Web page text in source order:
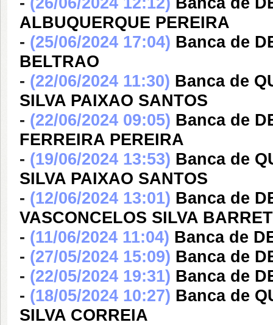
ALBUQUERQUE PEREIRA
- (25/06/2024 17:04) Banca de
BELTRAO
- (22/06/2024 11:30) Banca de
SILVA PAIXAO SANTOS
- (22/06/2024 09:05) Banca de
FERREIRA PEREIRA
- (19/06/2024 13:53) Banca de
SILVA PAIXAO SANTOS
- (12/06/2024 13:01) Banca de
VASCONCELOS SILVA
- (11/06/2024 11:04) Banca de
- (27/05/2024 15:09) Banca de
- (22/05/2024 19:31) Banca de
- (18/05/2024 10:27) Banca de
SILVA CORREIA